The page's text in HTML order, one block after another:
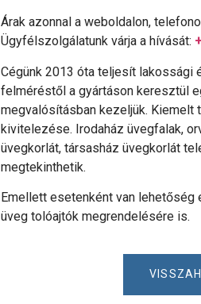
Árak azonnal a weboldalon,
Ügyfélszolgálatunk várja a hívását:
Cégünk 2013 óta teljesít lakossági
felméréstől a gyártáson keresztül
megvalósításban kezeljük. Kiemelt
kivitelezése. Irodaház üvegfalak,
üvegkorlát, társasház üvegkorlát
megtekinthetik.
Emellett esetenként van lehetőség
üveg tolóajtók megrendelésére is.